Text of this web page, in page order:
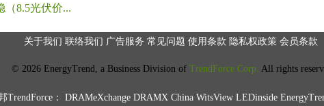
8.5光伏价...
关于我们 联络我们 广告服务 常见问题 使用条款 隐私权政策 会员条款
© 2026 EnergyTrend, a Business Division of TrendForce Corp. All rights
TrendForce： DRAMeXchange DRAMX China WitsView LEDinside